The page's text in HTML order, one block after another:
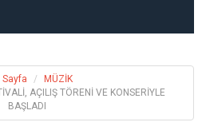
Sayfa
MÜZİK
AÇILIŞ TÖRENİ VE KONSERİYLE
BAŞLADI